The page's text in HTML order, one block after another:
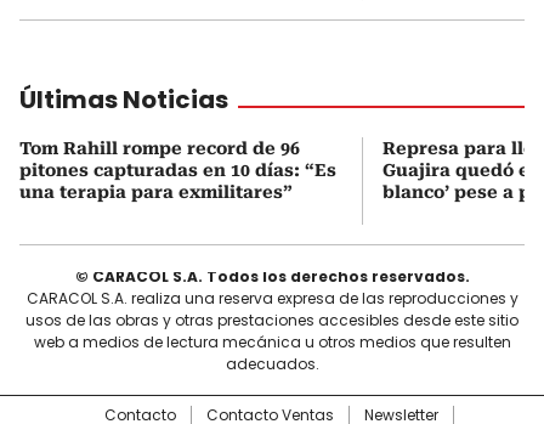
Últimas Noticias
Tom Rahill rompe record de 96
pitones capturadas en 10 días: “Es
una terapia para exmilitares”
Represa para
Guajira quedó en
blanco’ pese a
© CARACOL S.A. Todos los derechos reservados.
CARACOL S.A. realiza una reserva expresa de las reproducciones y
usos de las obras y otras prestaciones accesibles desde este sitio
web a medios de lectura mecánica u otros medios que resulten
adecuados.
Contacto Contacto Ventas Newsletter